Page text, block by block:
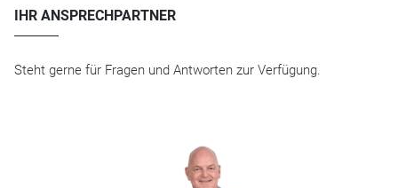
IHR ANSPRECHPARTNER
Steht gerne für Fragen und Antworten zur Verfügung.